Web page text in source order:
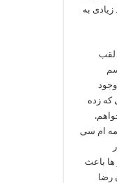
زیادی به
لقب
که زده
ام‌ سی
ها باعث
رضا